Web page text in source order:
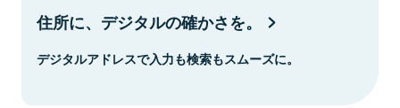
住所に、デジタルの確かさを。
デジタルアドレスで入力も検索もスムーズに。